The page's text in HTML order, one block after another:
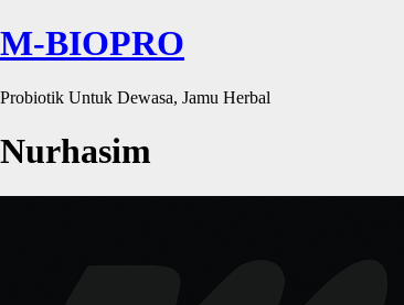
M-BIOPRO
Probiotik Untuk Dewasa, Jamu Herbal
Nurhasim